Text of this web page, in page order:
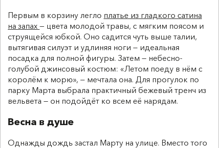
Первым в корзину легло платье из гладкого сатина
на запах — цвета молодой травы, с мягким поясом и
струящейся юбкой. Оно садится чуть выше талии,
вытягивая силуэт и удлиняя ноги — идеальная
посадка для полной фигуры. Затем — небесно-
голубой джинсовый костюм: «Летом поеду в нём с
королём к морю», — мечтала она. Для прогулок по
парку Марта выбрала практичный бежевый тренч из
вельвета — он подойдёт ко всем её нарядам.
Весна в душе
Однажды дождь застал Марту на улице. Вместо того